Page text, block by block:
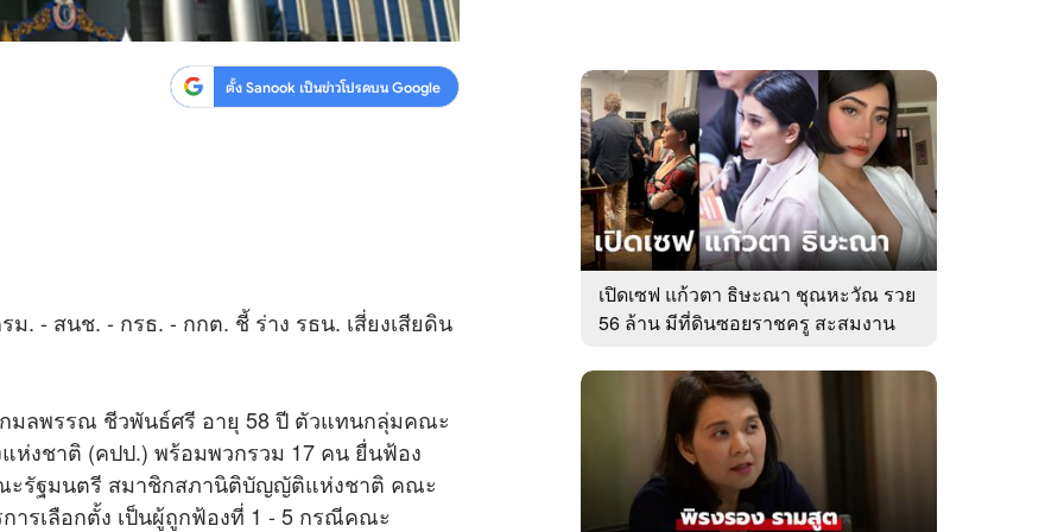
ตั้ง Sanook เป็นข่าวโปรดบน Google
. - สนช. - กรธ. - กกต. ชี้ ร่าง รธน. เสี่ยงเสียดิน
ลพรรณ ชีวพันธ์ศรี อายุ 58 ปี ตัวแทนกลุ่มคณะ
ห่งชาติ (คปป.) พร้อมพวกรวม 17 คน ยื่นฟ้อง
ะรัฐมนตรี สมาชิกสภานิติบัญญัติแห่งชาติ คณะ
รเลือกตั้ง เป็นผู้ถูกฟ้องที่ 1 - 5 กรณีคณะ
เปิดเซฟ แก้วตา ธิษะณา ชุณหะวัณ รวย
56 ล้าน มีที่ดินซอยราชครู สะสมงาน